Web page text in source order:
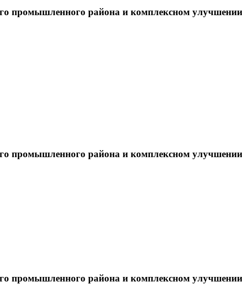
промышленного района и комплексном
промышленного района и комплексном
промышленного района и комплексном